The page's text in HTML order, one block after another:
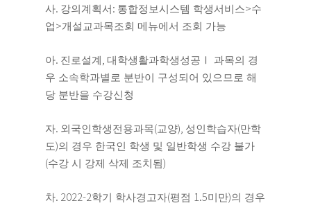
사. 강의계획서 : 통합정보시스템 학생서비스>수
업>개설교과목조회 메뉴에서 조회 가능
아. 진로설계 대학생활과학생성공 Ⅰ 과목의 경
우 소속학과별로 분반이 구성되어 있으므로 해
당 분반을 수강신청
자. 외국인학생전용과목(교양), 성인학습자(만학
도)의 경우 한국인 학생 및 일반학생 수강 불가
(수강 시 강제 삭제 조치됨)
차. 2022-2학기 학사경고자(평점 1.5미만)의 경우